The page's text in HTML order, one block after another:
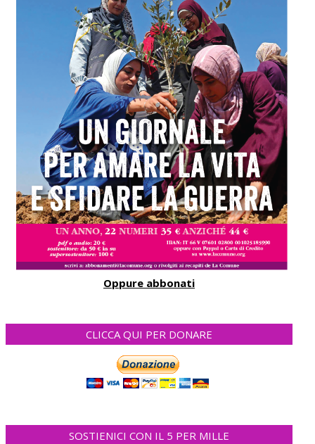
Oppure abbonati
CLICCA QUI PER DONARE
SOSTIENICI CON IL 5 PER MILLE